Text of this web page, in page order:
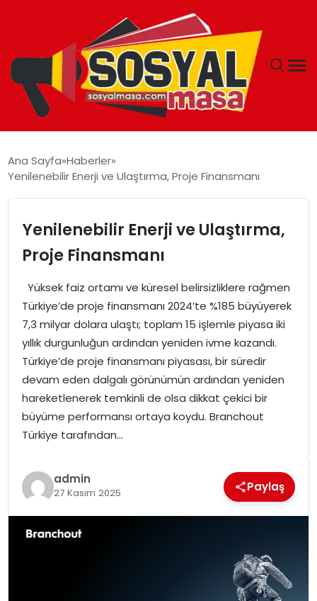
GÜNCEL
TEKNOLOJI
SPOR
GÜNDEM
Ana Sayfa Haberler
Yenilenebilir Enerji ve Ulaştırma, Proje Finansmanı
Yenilenebilir Enerji ve Ulaştırma,
Proje Finansmanı
Yüksek faiz ortamı ve küresel belirsizliklere rağmen
Türkiye’de proje finansmanı 2024’te %185 büyüyerek
7,3 milyar dolara ulaştı; toplam 15 işlemle piyasa iki
yıllık durgunluğun ardından yeniden ivme kazandı.
Türkiye’de proje finansmanı piyasası, bir süredir
devam eden dalgalı görünümün ardından yeniden
hareketlenerek temkinli de olsa dikkat çekici bir
büyüme performansı ortaya koydu. Branchout
Türkiye tarafından…
admin
27 Kasım 2025 Paylaş